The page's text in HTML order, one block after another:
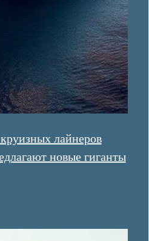
лайнеров
новые гиганты